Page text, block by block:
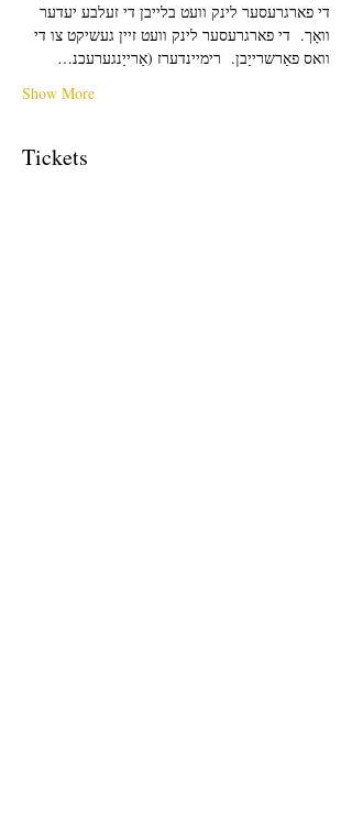
די פארגרעסער לינק וועט בלייבן די זעלבע יעדער
וואָך.  די פארגרעסער לינק וועט זיין געשיקט צו די
וואס פאַרשרייַבן.  רימיינדערז (אַרייַנגערעכנ…
Show More
Tickets